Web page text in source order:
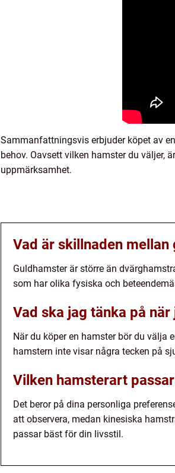
Sammanfattningsvis erbjuder köpet av
behov. Oavsett vilken hamster du väljer,
uppmärksamhet.
Vad är skillnaden
Guldhamster är större än
som har olika fysiska och
Vad ska jag tänka på
När du köper en hamster bör du välja
hamstern inte visar några tecken på
Vilken hamsterart
Det beror på dina personliga
att observera, medan kinesiska
passar bäst för din livsstil.